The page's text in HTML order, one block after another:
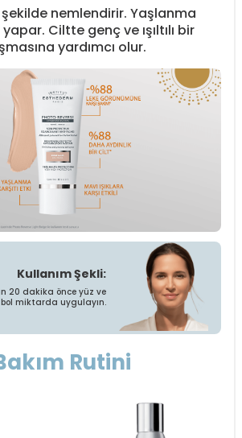
nemlendirir. Yaşlanma
yapar. Ciltte genç ve ışıltılı bir
yardımcı olur.
Kullanım Şekli:
20 dakika önce yüz ve
bol miktarda uygulayın.
Rutini